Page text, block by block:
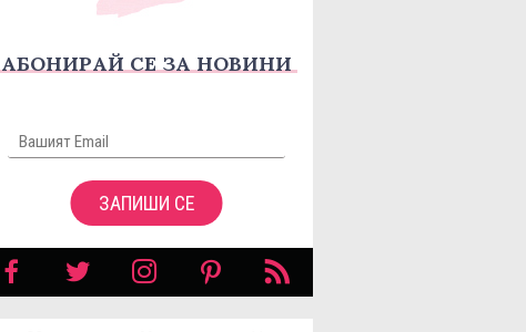
АБОНИРАЙ СЕ ЗА НОВИНИ
ЗАПИШИ СЕ